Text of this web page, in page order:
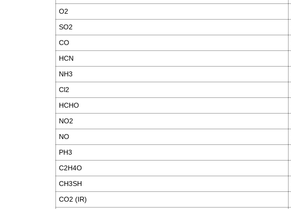
O2
SO2
CO
HCN
NH3
Cl2
HCHO
NO2
NO
PH3
C2H4O
CH3SH
CO2 (IR)